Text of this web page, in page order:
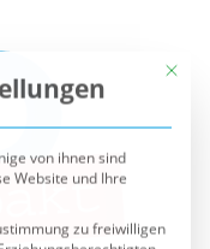
von ihnen sind
zu freiwilligen